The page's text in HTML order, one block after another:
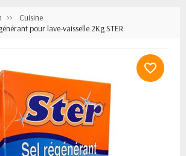
Cuisine
pour lave-vaisselle 2Kg STER
favorite_border